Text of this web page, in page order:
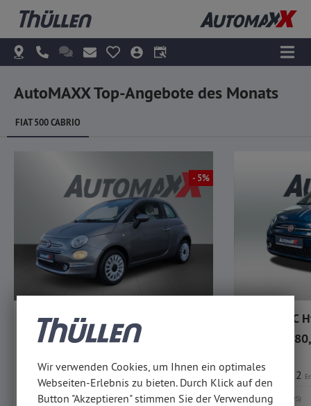
AutoMAXX Top-Angebote des Monats
FIAT 500 CABRIO
- 5%
nur€ 13.990,-
15.08.2022 37.321 km
51 kW(69 PS)
Benzin
28.10.2022
51 kW (69 PS)
Wir verwenden Cookies, um Ihnen ein optimales
Webseiten-Erlebnis zu bieten. Durch Klick auf den
Button "Akzeptieren" stimmen Sie der Verwendung